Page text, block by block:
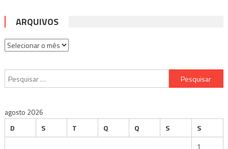
ARQUIVOS
Arquivos
Pesquisar
por:
agosto 2026
D
S T Q Q S
S
1